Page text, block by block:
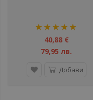
рейтинг:
100%40,88 €
79,95 лв.
Добави